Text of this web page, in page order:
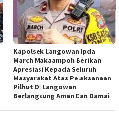
Kapolsek Langowan Ipda
March Makaampoh Berikan
Apresiasi Kepada Seluruh
Masyarakat Atas Pelaksanaan
Pilhut Di Langowan
Berlangsung Aman Dan Damai